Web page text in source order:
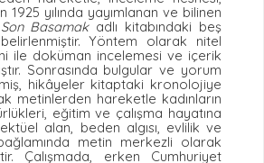
1925 yılında yayımlanan ve bilinen
Son Basamak adlı kitabındaki beş
Yöntem olarak nitel
ile doküman incelemesi ve içerik
Sonrasında bulgular ve yorum
hikâyeler kitaptaki kronolojiye
metinlerden hareketle kadınların
eğitim ve çalışma hayatına
alan, beden algısı, evlilik ve
metin merkezli olarak
Çalışmada, erken Cumhuriyet